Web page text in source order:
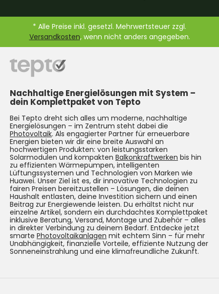
* Alle Preise inkl. gesetzl. Mehrwertsteuer zzgl.
Versandkosten, wenn nicht anders angegeben.
Nachhaltige Energielösungen mit System –
dein Komplettpaket von Tepto
Bei Tepto dreht sich alles um moderne, nachhaltige
Energielösungen – im Zentrum steht dabei die
Photovoltaik. Als engagierter Partner für erneuerbare
Energien bieten wir dir eine breite Auswahl an
hochwertigen Produkten: von leistungsstarken
Solarmodulen und kompakten Balkonkraftwerken bis hin
zu effizienten Wärmepumpen, intelligenten
Lüftungssystemen und Technologien von Marken wie
Huawei. Unser Ziel ist es, dir innovative Technologien zu
fairen Preisen bereitzustellen – Lösungen, die deinen
Haushalt entlasten, deine Investition sichern und einen
Beitrag zur Energiewende leisten. Du erhältst nicht nur
einzelne Artikel, sondern ein durchdachtes Komplettpaket
inklusive Beratung, Versand, Montage und Zubehör – alles
in direkter Verbindung zu deinem Bedarf. Entdecke jetzt
smarte Photovoltaikanlagen mit echtem Sinn – für mehr
Unabhängigkeit, finanzielle Vorteile, effiziente Nutzung der
Sonneneinstrahlung und eine klimafreundliche Zukunft.